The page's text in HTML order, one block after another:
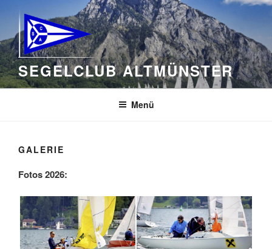
Inhalt
springen
SEGELCLUB ALTMÜNSTER
Menü
GALERIE
Fotos 2026: